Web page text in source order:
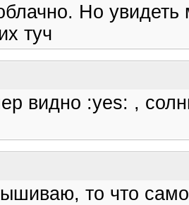
Но
туч
видно :yes: ,
то что